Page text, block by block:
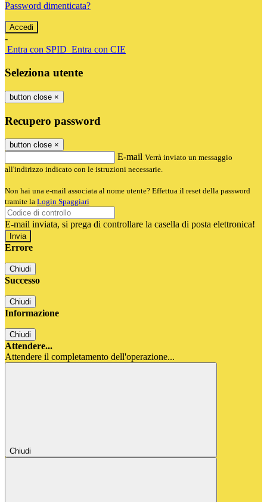
Password dimenticata?
-
Entra con SPID Entra con CIE
Seleziona utente
button close ×
Recupero password
button close ×
E-mail Verrà inviato un messaggio
all'indirizzo indicato con le istruzioni necessarie.
Non hai una e-mail associata al nome utente? Effettua il reset della password
tramite la Login Spaggiari
E-mail inviata, si prega di controllare la casella di posta elettronica!
Errore
Chiudi
Successo
Chiudi
Informazione
Chiudi
Attendere...
Attendere il completamento dell'operazione...
Chiudi